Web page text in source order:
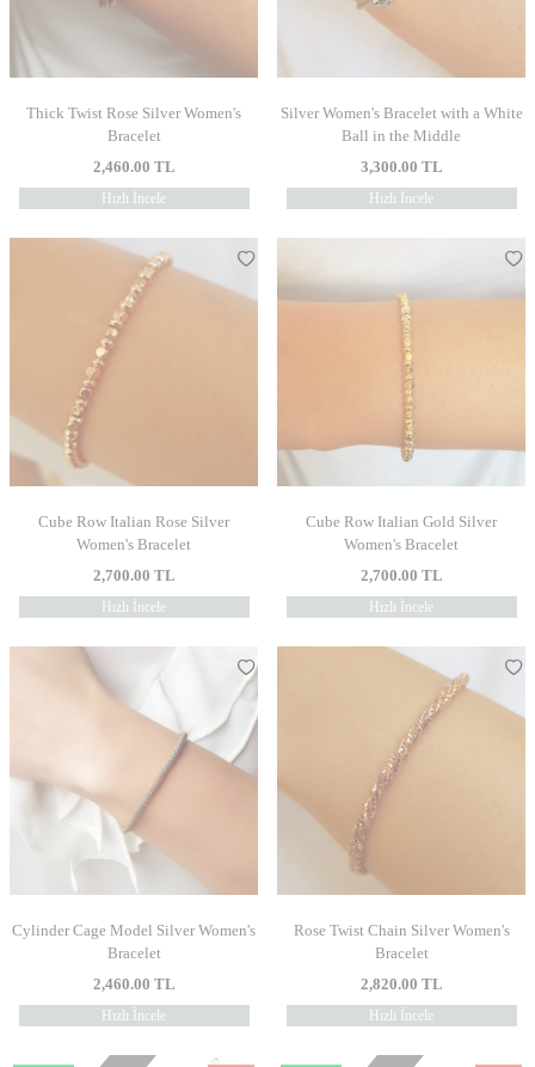
Thick Twist Rose Silver Women's
Bracelet
2,460.00 TL
Hızlı İncele
Silver Women's Bracelet with a White
Ball in the Middle
3,300.00 TL
Hızlı İncele
Cube Row Italian Rose Silver
Women's Bracelet
2,700.00 TL
Hızlı İncele
Cube Row Italian Gold Silver
Women's Bracelet
2,700.00 TL
Hızlı İncele
Cylinder Cage Model Silver Women's
Bracelet
2,460.00 TL
Hızlı İncele
Rose Twist Chain Silver Women's
Bracelet
2,820.00 TL
Hızlı İncele